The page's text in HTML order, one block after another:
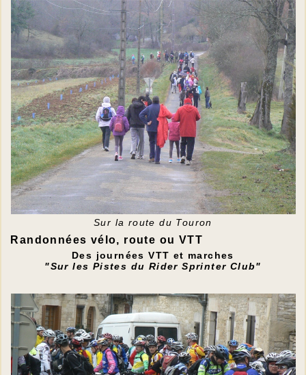
Sur la route du Touron
Randonnées vélo, route ou VTT
Des journées VTT et marches
"Sur les Pistes du Rider Sprinter Club"